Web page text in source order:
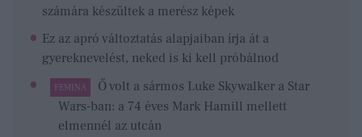
számára készültek a merész képek
Ez az apró változtatás alapjaiban írja át a
gyereknevelést, neked is ki kell próbálnod
FEMINA
Ő volt a sármos Luke Skywalker a Star
Wars-ban: a 74 éves Mark Hamill mellett
elmennél az utcán